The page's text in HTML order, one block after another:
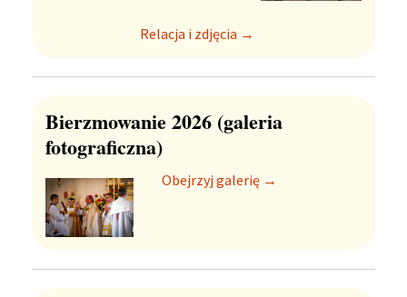
Relacja i zdjęcia →
Bierzmowanie 2026 (galeria
fotograficzna)
Obejrzyj galerię →